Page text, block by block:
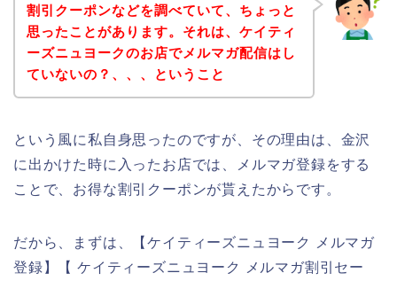
割引クーポンなどを調べていて、ちょっと
思ったことがあります。それは、ケイティ
ーズニュヨークのお店でメルマガ配信はし
ていないの？、、、ということ
という風に私自身思ったのですが、その理由は、金沢
に出かけた時に入ったお店では、メルマガ登録をする
ことで、お得な割引クーポンが貰えたからです。
だから、まずは、【ケイティーズニュヨーク メルマガ
登録】【 ケイティーズニュヨーク メルマガ割引セー